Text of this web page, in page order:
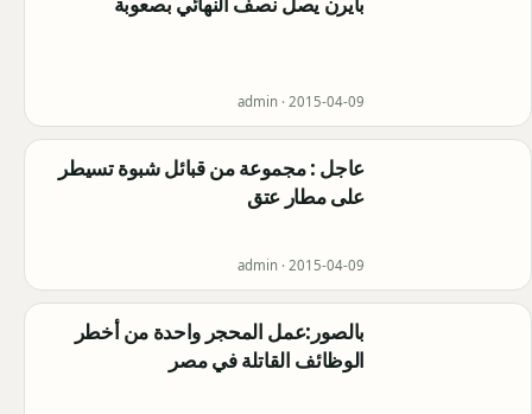
admin · 2015-04-09
عاجل : مجموعة من قبائل شبوة تسيطر
على مطار عتق
admin · 2015-04-09
بالصور:عمل المحجر واحدة من أخطر
الوظائف القاتلة في مصر